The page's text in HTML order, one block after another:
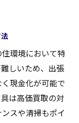
環境において特
しいため、出張
現金化が可能で
は高価買取の対
スや清掃もポイ